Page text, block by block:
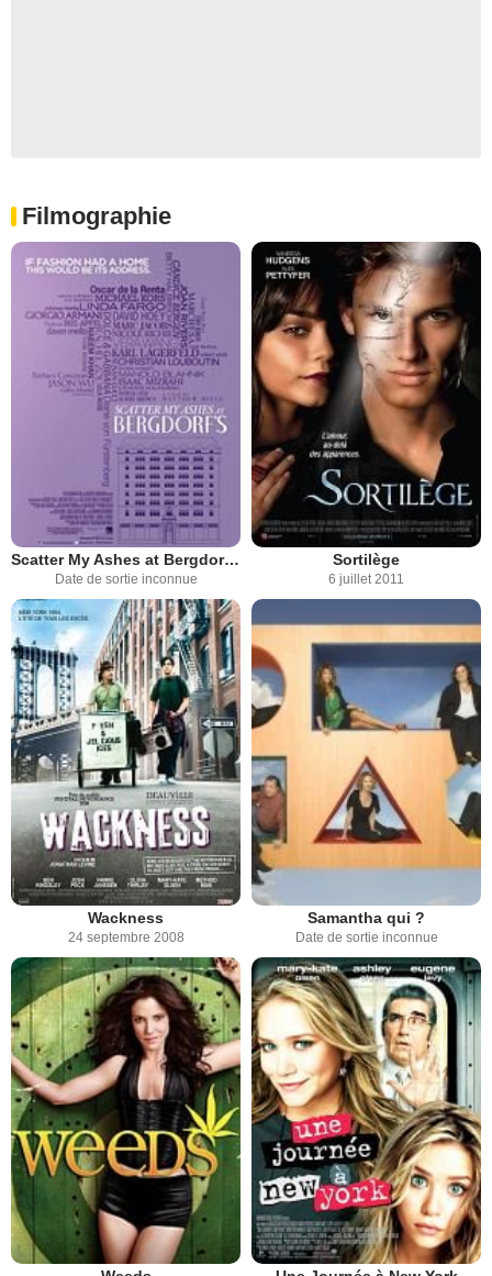
Filmographie
Scatter My Ashes at Bergdorf's
Date de sortie inconnue
Sortilège
6 juillet 2011
Wackness
24 septembre 2008
Samantha qui ?
Date de sortie inconnue